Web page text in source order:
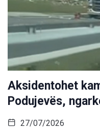
Aksidentohet
Podujevës,
27/07/2026